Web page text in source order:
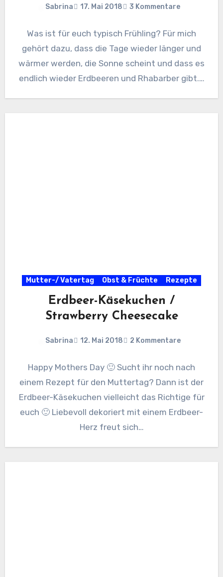
Sabrina 17. Mai 2018 3 Kommentare
Was ist für euch typisch Frühling? Für mich
gehört dazu, dass die Tage wieder länger und
wärmer werden, die Sonne scheint und dass es
endlich wieder Erdbeeren und Rhabarber gibt.…
Mutter-/ Vatertag Obst & Früchte Rezepte
Erdbeer-Käsekuchen /
Strawberry Cheesecake
Sabrina 12. Mai 2018 2 Kommentare
Happy Mothers Day 🙂 Sucht ihr noch nach
einem Rezept für den Muttertag? Dann ist der
Erdbeer-Käsekuchen vielleicht das Richtige für
euch 🙂 Liebevoll dekoriert mit einem Erdbeer-
Herz freut sich…